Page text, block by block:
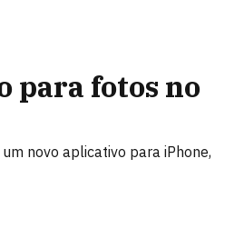
para fotos no
novo aplicativo para iPhone,